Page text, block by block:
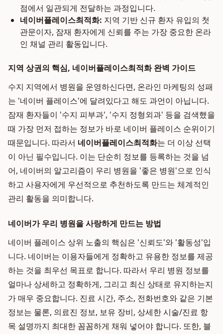
점에서 일관되게 전달하는 과정입니다.
네이버플레이스최적화: 지역 기반 신규 환자 유입의 첫
관문이자, 잠재 환자에게 신뢰를 주는 가장 중요한 온라
인 채널 관리 활동입니다.
지역 상권의 핵심, 네이버플레이스최적화 완벽 가이드
수지 지역에서 병원을 운영하신다면, 온라인 마케팅의 성패
는 '네이버 플레이스'에 달려있다고 해도 과언이 아닙니다.
잠재 환자들이 '수지 피부과', '수지 정형외과' 등을 검색했을
때 가장 먼저 접하는 정보가 바로 네이버 플레이스 순위이기
때문입니다. 따라서 네이버플레이스최적화는 더 이상 선택
이 아닌 필수입니다. 이는 단순히 정보를 등록하는 것을 넘
어, 네이버의 알고리즘이 우리 병원을 '좋은 병원'으로 인식
하고 사용자에게 우선적으로 추천하도록 만드는 체계적인
관리 활동을 의미합니다.
네이버가 우리 병원을 사랑하게 만드는 방법
네이버 플레이스 상위 노출의 핵심은 '신뢰도'와 '활동성'입
니다. 네이버는 이용자들에게 정확하고 유용한 정보를 제공
하는 것을 최우선 목표로 합니다. 따라서 우리 병원 정보를
얼마나 상세하고 정확하게, 그리고 최신 상태로 유지하는지
가 매우 중요합니다. 진료 시간, 주소, 전화번호와 같은 기본
정보는 물론, 의료진 정보, 보유 장비, 상세한 시술/진료 항
목 설명까지 최대한 꼼꼼하게 채워 넣어야 합니다. 또한, 블